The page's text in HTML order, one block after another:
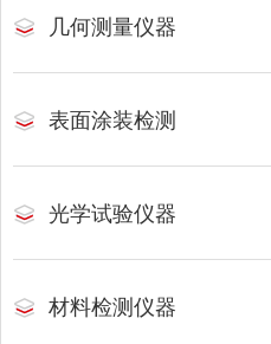
几何测量仪器
表面涂装检测
光学试验仪器
材料检测仪器